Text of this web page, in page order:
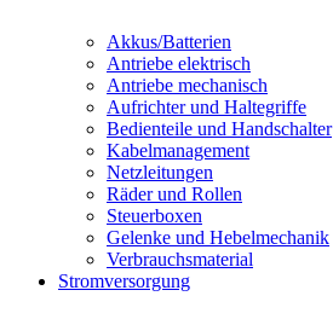
Akkus/Batterien
Antriebe elektrisch
Antriebe mechanisch
Aufrichter und Haltegriffe
Bedienteile und Handschalter
Kabelmanagement
Netzleitungen
Räder und Rollen
Steuerboxen
Gelenke und Hebelmechanik
Verbrauchsmaterial
Stromversorgung